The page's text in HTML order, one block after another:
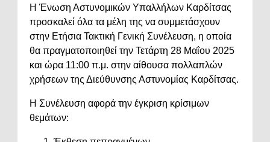
Η Ένωση Αστυνομικών Υπαλλήλων Καρδίτσας
προσκαλεί όλα τα μέλη της να συμμετάσχουν
στην Ετήσια Τακτική Γενική Συνέλευση, η οποία
θα πραγματοποιηθεί την Τετάρτη 28 Μαΐου 2025
και ώρα 11:00 π.μ. στην αίθουσα πολλαπλών
χρήσεων της Διεύθυνσης Αστυνομίας Καρδίτσας.
Η Συνέλευση αφορά την έγκριση κρίσιμων
θεμάτων: